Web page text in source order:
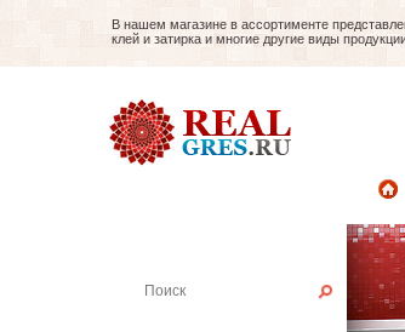
В нашем магазине в ассортименте
клей и затирка и многие другие виды